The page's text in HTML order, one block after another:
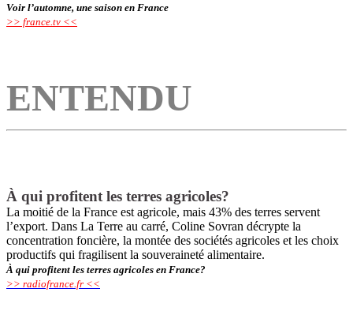
Voir l’automne, une saison en France
>> france.tv <<
ENTENDU
À qui profitent les terres agricoles?
La moitié de la France est agricole, mais 43% des terres servent
l’export. Dans La Terre au carré, Coline Sovran décrypte la
concentration foncière, la montée des sociétés agricoles et les choix
productifs qui fragilisent la souveraineté alimentaire.
À qui profitent les terres agricoles en France?
>> radiofrance.fr <<